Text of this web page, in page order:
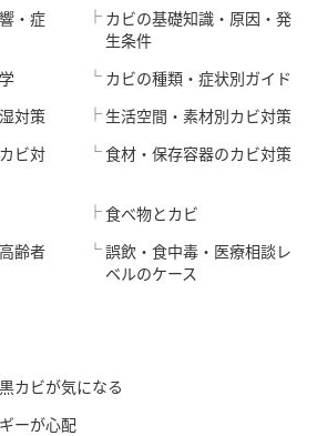
・症
カビの基礎知識・原因・発
生条件
カビの種類・症状別ガイド
対策
ビ対
生活空間・素材別カビ対策
食材・保存容器のカビ対策
齢者
食べ物とカビ
誤飲・食中毒・医療相談レ
ベルのケース
カビが気になる
ーが心配